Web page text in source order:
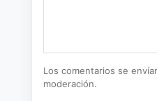
Los comentarios se
moderación.